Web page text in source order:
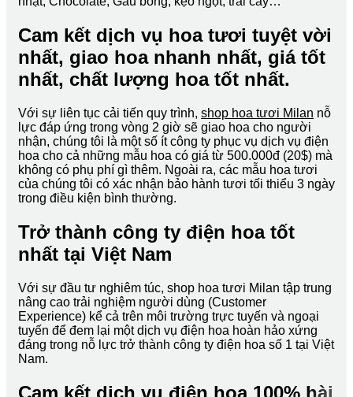
Cam kết dịch vụ hoa tươi tuyệt vời
nhất, giao hoa nhanh nhất, giá tốt
nhất, chất lượng hoa tốt nhất.
Với sự liên tục cải tiến quy trình, shop hoa tươi Milan nỗ
lực đáp ứng trong vòng 2 giờ sẽ giao hoa cho người
nhận, chúng tôi là một số ít công ty phục vụ dịch vụ điện
hoa cho cả những mẫu hoa có giá từ 500.000đ (20$) mà
không có phụ phí gì thêm. Ngoài ra, các mẫu hoa tươi
của chúng tôi có xác nhận bảo hành tươi tối thiểu 3 ngày
trong điều kiện bình thường.
Trở thành công ty điện hoa tốt
nhất tại Việt Nam
Với sự đầu tư nghiêm túc, shop hoa tươi Milan tập trung
nâng cao trải nghiệm người dùng (Customer
Experience) kể cả trên môi trường trực tuyến và ngoại
tuyến để đem lại một dịch vụ điện hoa hoàn hảo xứng
đáng trong nỗ lực trở thành công ty điện hoa số 1 tại Việt
Nam.
Cam kết dịch vụ điện hoa 100% hài